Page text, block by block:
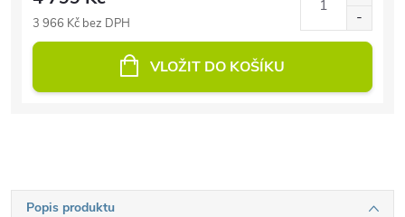
3 966 Kč bez DPH
VLOŽIT DO KOŠÍKU
Popis produktu